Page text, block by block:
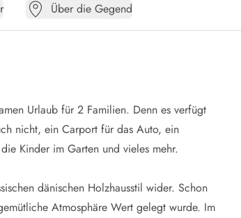
Über die Gegend
Urlaub für 2 Familien. Denn es verfügt
nicht, ein Carport für das Auto, ein
Kinder im Garten und vieles mehr.
dänischen Holzhausstil wider. Schon
Atmosphäre Wert gelegt wurde. Im